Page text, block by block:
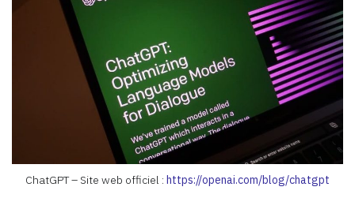
ChatGPT – Site web officiel : https://openai.com/blog/chatgpt